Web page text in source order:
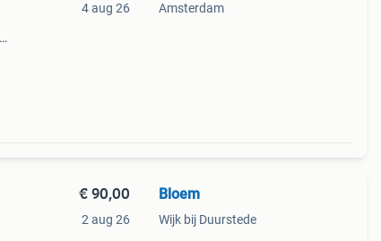
4 aug 26 Amsterdam
€ 90,00
2 aug 26
Bloem
Wijk bij Duurstede